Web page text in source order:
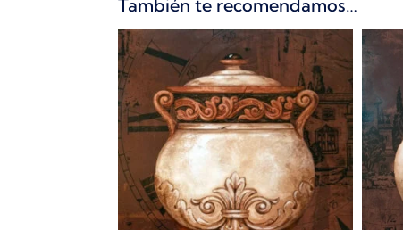
También te recomendamos…